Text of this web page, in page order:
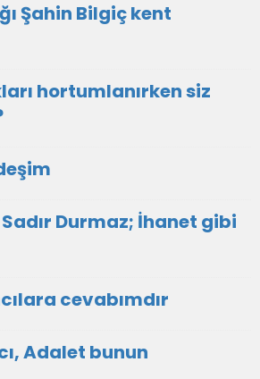
Şahin Bilgiç kent
hortumlanırken siz
Durmaz; İhanet gibi
cevabımdır
Adalet bunun